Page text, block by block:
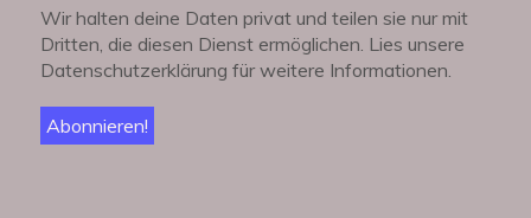
Wir halten deine Daten privat und teilen sie nur mit
Dritten, die diesen Dienst ermöglichen. Lies unsere
Datenschutzerklärung für weitere Informationen.